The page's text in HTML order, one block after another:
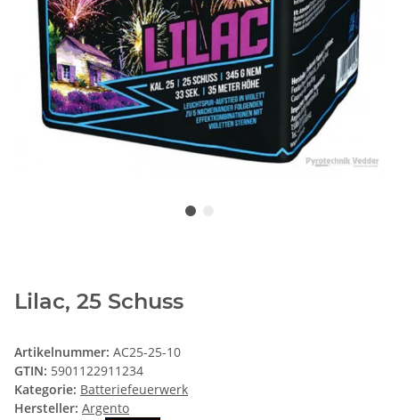
Lilac, 25 Schuss
Artikelnummer: AC25-25-10
GTIN: 5901122911234
Kategorie: Batteriefeuerwerk
Hersteller: Argento